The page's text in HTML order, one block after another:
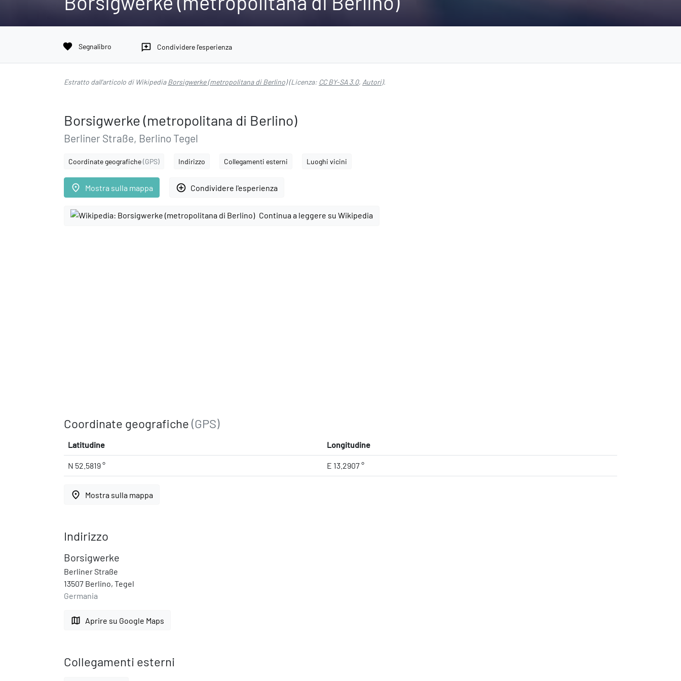
favorite Segnalibro reviews Condividere l'esperienza
Estratto dall'articolo di WikipediaBorsigwerke (metropolitana di Berlino)(Licenza: CC BY-SA 3.0, Autori).
Borsigwerke (metropolitana di Berlino)
Berliner Straße, Berlino Tegel
Coordinate geografiche(GPS) Indirizzo Collegamenti esterni Luoghi vicini
place Mostra sulla mappa add_circle_outline Condividere l'esperienza
Continua a leggere su Wikipedia
Coordinate geografiche (GPS)
Latitudine Longitudine
N 52.5819 ° E 13.2907 °
place Mostra sulla mappa
Indirizzo
Borsigwerke
Berliner Straße
13507 Berlino, Tegel
Germania
map Aprire su Google Maps
Collegamenti esterni